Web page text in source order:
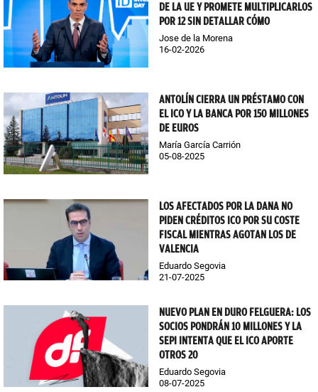
DE LA UE Y PROMETE MULTIPLICARLOS
POR 12 SIN DETALLAR CÓMO
Jose de la Morena
16-02-2026
ANTOLÍN CIERRA UN PRÉSTAMO CON
EL ICO Y LA BANCA POR 150 MILLONES
DE EUROS
María García Carrión
05-08-2025
LOS AFECTADOS POR LA DANA NO
PIDEN CRÉDITOS ICO POR SU COSTE
FISCAL MIENTRAS AGOTAN LOS DE
VALENCIA
Eduardo Segovia
21-07-2025
NUEVO PLAN EN DURO FELGUERA: LOS
SOCIOS PONDRÁN 10 MILLONES Y LA
SEPI INTENTA QUE EL ICO APORTE
OTROS 20
Eduardo Segovia
08-07-2025